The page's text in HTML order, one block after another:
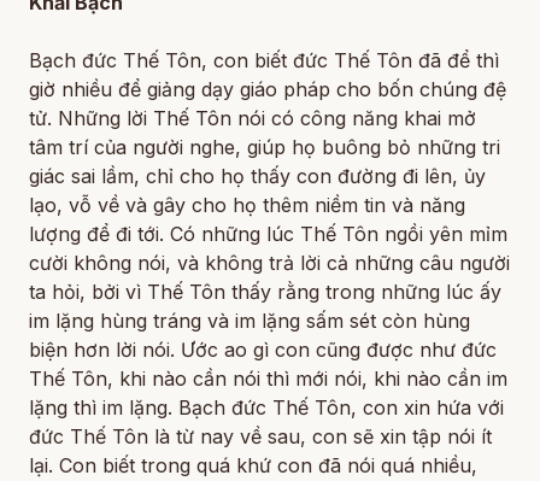
Bạch đức Thế Tôn, con biết đức Thế Tôn đã để thì
giờ nhiều để giảng dạy giáo pháp cho bốn chúng đệ
tử. Những lời Thế Tôn nói có công năng khai mở
tâm trí của người nghe, giúp họ buông bỏ những tri
giác sai lầm, chỉ cho họ thấy con đường đi lên, ủy
lạo, vỗ về và gây cho họ thêm niềm tin và năng
lượng để đi tới. Có những lúc Thế Tôn ngồi yên mỉm
cười không nói, và không trả lời cả những câu người
ta hỏi, bởi vì Thế Tôn thấy rằng trong những lúc ấy
im lặng hùng tráng và im lặng sấm sét còn hùng
biện hơn lời nói. Ước ao gì con cũng được như đức
Thế Tôn, khi nào cần nói thì mới nói, khi nào cần im
lặng thì im lặng. Bạch đức Thế Tôn, con xin hứa với
đức Thế Tôn là từ nay về sau, con sẽ xin tập nói ít
lại. Con biết trong quá khứ con đã nói quá nhiều,